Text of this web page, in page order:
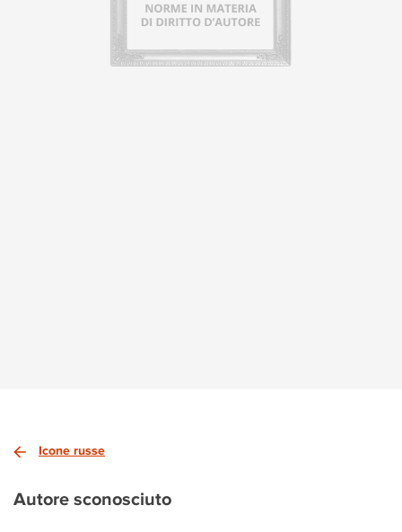
Icone russe
Autore sconosciuto